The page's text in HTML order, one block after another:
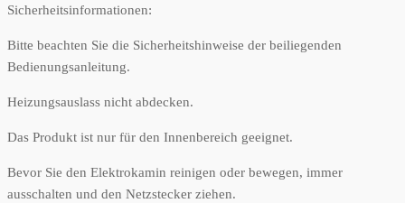
Sicherheitsinformationen:
Bitte beachten Sie die Sicherheitshinweise der beiliegenden
Bedienungsanleitung.
Heizungsauslass nicht abdecken.
Das Produkt ist nur für den Innenbereich geeignet.
Bevor Sie den Elektrokamin reinigen oder bewegen, immer
ausschalten und den Netzstecker ziehen.